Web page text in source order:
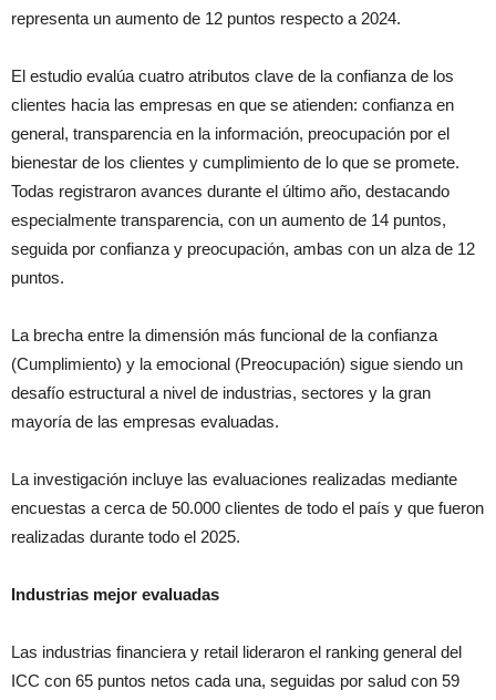
representa un aumento de 12 puntos respecto a 2024.
El estudio evalúa cuatro atributos clave de la confianza de los
clientes hacia las empresas en que se atienden: confianza en
general, transparencia en la información, preocupación por el
bienestar de los clientes y cumplimiento de lo que se promete.
Todas registraron avances durante el último año, destacando
especialmente transparencia, con un aumento de 14 puntos,
seguida por confianza y preocupación, ambas con un alza de 12
puntos.
La brecha entre la dimensión más funcional de la confianza
(Cumplimiento) y la emocional (Preocupación) sigue siendo un
desafío estructural a nivel de industrias, sectores y la gran
mayoría de las empresas evaluadas.
La investigación incluye las evaluaciones realizadas mediante
encuestas a cerca de 50.000 clientes de todo el país y que fueron
realizadas durante todo el 2025.
Industrias mejor evaluadas
Las industrias financiera y retail lideraron el ranking general del
ICC con 65 puntos netos cada una, seguidas por salud con 59